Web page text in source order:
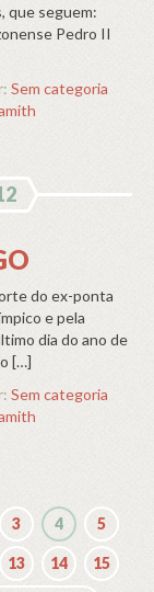
que seguem:
Pedro II
Sem categoria
do ex-ponta
e pela
dia do ano de
[…]
Sem categoria
3 4 5
13 14 15